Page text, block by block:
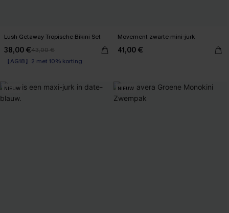
Lush Getaway Tropische Bikini Set
38,00 €43,00 €
【AG18】2 met 10% korting
High Waist
Movement zwarte mini-jurk
41,00 €
NIEUW NIEUW